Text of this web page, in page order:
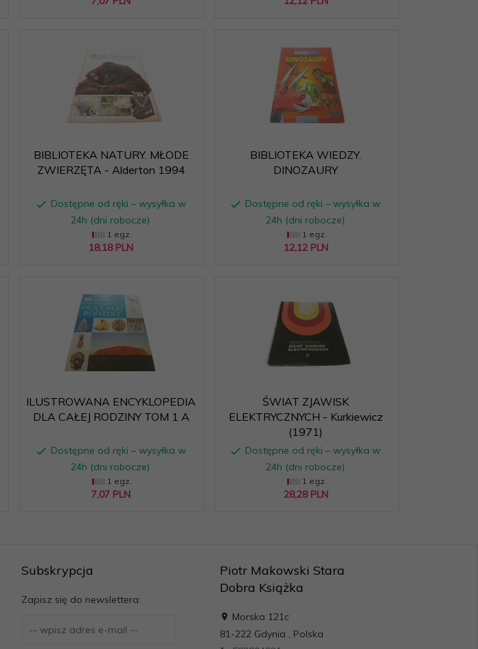
BIBLIOTEKA NATURY. MŁODE
ZWIERZĘTA - Alderton 1994
Dostępne od ręki – wysyłka w
24h (dni robocze)
1 egz.
18,18 PLN
BIBLIOTEKA WIEDZY.
DINOZAURY
Dostępne od ręki – wysyłka w
24h (dni robocze)
1 egz.
12,12 PLN
ILUSTROWANA ENCYKLOPEDIA
DLA CAŁEJ RODZINY TOM 1 A
Dostępne od ręki – wysyłka w
24h (dni robocze)
1 egz.
7,07 PLN
ŚWIAT ZJAWISK
ELEKTRYCZNYCH - Kurkiewicz
(1971)
Dostępne od ręki – wysyłka w
24h (dni robocze)
1 egz.
28,28 PLN
Subskrypcja
Zapisz się do newslettera:
Piotr Makowski Stara
Dobra Książka
Morska 121c
81-222 Gdynia , Polska